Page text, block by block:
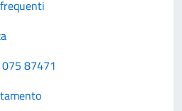
87471